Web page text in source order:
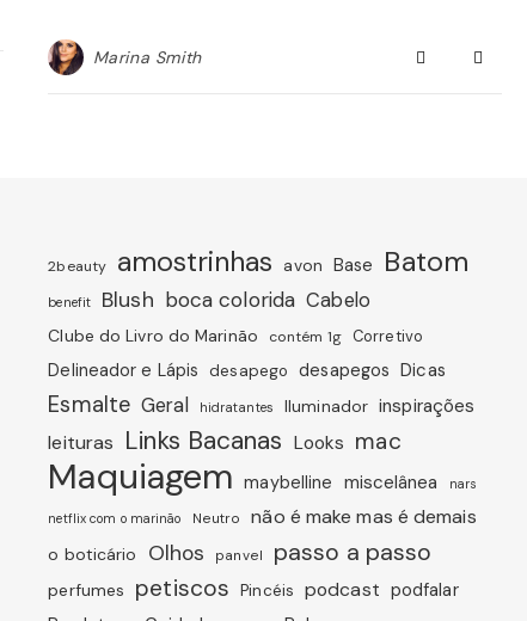
Marina Smith
2beauty amostrinhas avon Base Batom
benefit Blush boca colorida Cabelo
Clube do Livro do Marinão contém 1g Corretivo
Delineador e Lápis desapego desapegos Dicas
Esmalte Geral hidratantes Iluminador inspirações
leituras Links Bacanas Looks mac
Maquiagem maybelline miscelânea nars
netflix com o marinão Neutro não é make mas é demais
o boticário Olhos panvel passo a passo
perfumes petiscos Pincéis podcast podfalar